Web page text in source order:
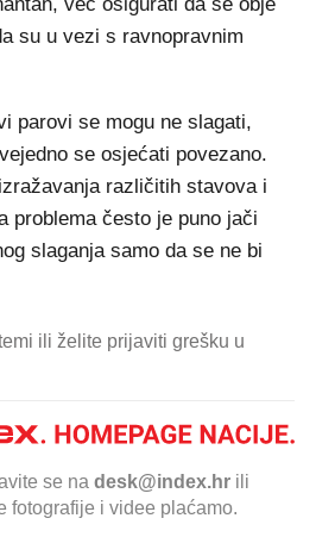
su u vezi s ravnopravnim
parovi se mogu ne slagati,
se osjećati povezano.
različitih stavova i
problema često je puno jači
slaganja samo da se ne bi
ili želite prijaviti grešku u
se na desk@index.hr ili
fotografije i videe plaćamo.